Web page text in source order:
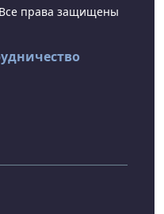
права защищены